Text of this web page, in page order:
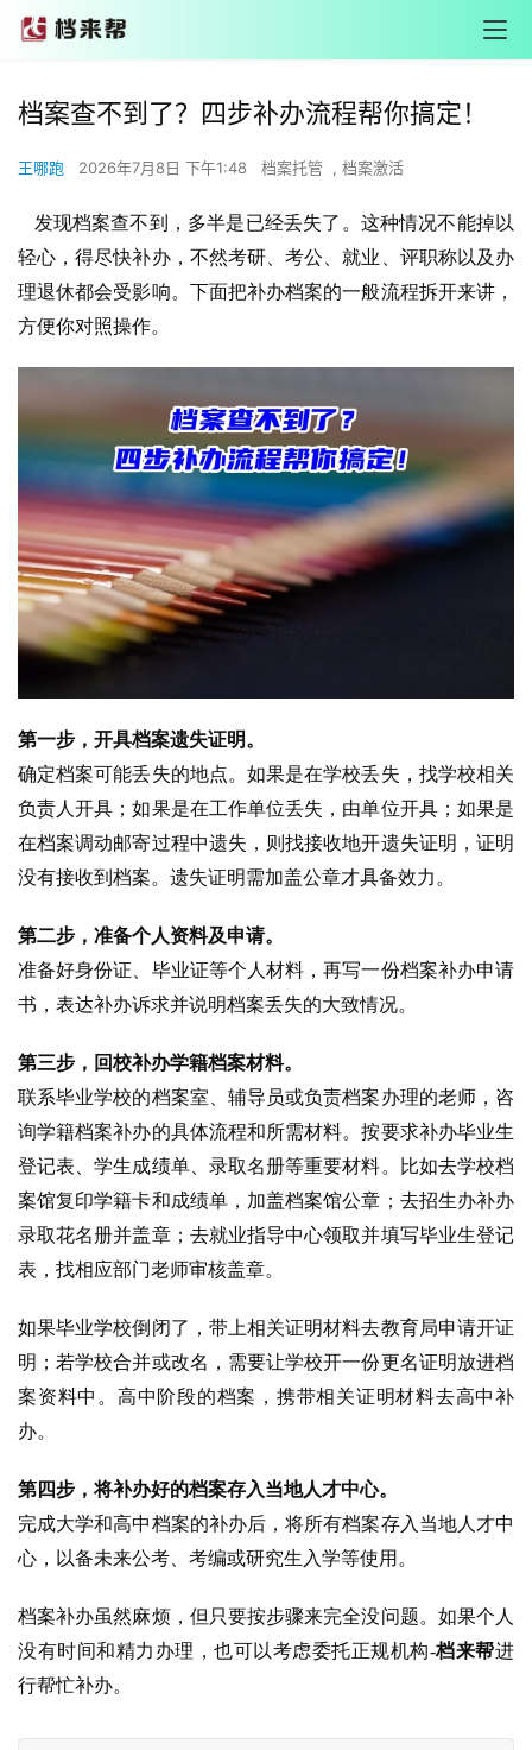
档案查不到了？四步补办流程帮你搞定！
王哪跑 2026年7月8日 下午1:48 档案托管 , 档案激活
发现档案查不到，多半是已经丢失了。这种情况不能掉以
轻心，得尽快补办，不然考研、考公、就业、评职称以及办
理退休都会受影响。下面把补办档案的一般流程拆开来讲，
方便你对照操作。
第一步，开具档案遗失证明。
确定档案可能丢失的地点。如果是在学校丢失，找学校相关
负责人开具；如果是在工作单位丢失，由单位开具；如果是
在档案调动邮寄过程中遗失，则找接收地开遗失证明，证明
没有接收到档案。遗失证明需加盖公章才具备效力。
第二步，准备个人资料及申请。
准备好身份证、毕业证等个人材料，再写一份档案补办申请
书，表达补办诉求并说明档案丢失的大致情况。
第三步，回校补办学籍档案材料。
联系毕业学校的档案室、辅导员或负责档案办理的老师，咨
询学籍档案补办的具体流程和所需材料。按要求补办毕业生
登记表、学生成绩单、录取名册等重要材料。比如去学校档
案馆复印学籍卡和成绩单，加盖档案馆公章；去招生办补办
录取花名册并盖章；去就业指导中心领取并填写毕业生登记
表，找相应部门老师审核盖章。
如果毕业学校倒闭了，带上相关证明材料去教育局申请开证
明；若学校合并或改名，需要让学校开一份更名证明放进档
案资料中。高中阶段的档案，携带相关证明材料去高中补
办。
第四步，将补办好的档案存入当地人才中心。
完成大学和高中档案的补办后，将所有档案存入当地人才中
心，以备未来公考、考编或研究生入学等使用。
档案补办虽然麻烦，但只要按步骤来完全没问题。如果个人
没有时间和精力办理，也可以考虑委托正规机构-档来帮进
行帮忙补办。